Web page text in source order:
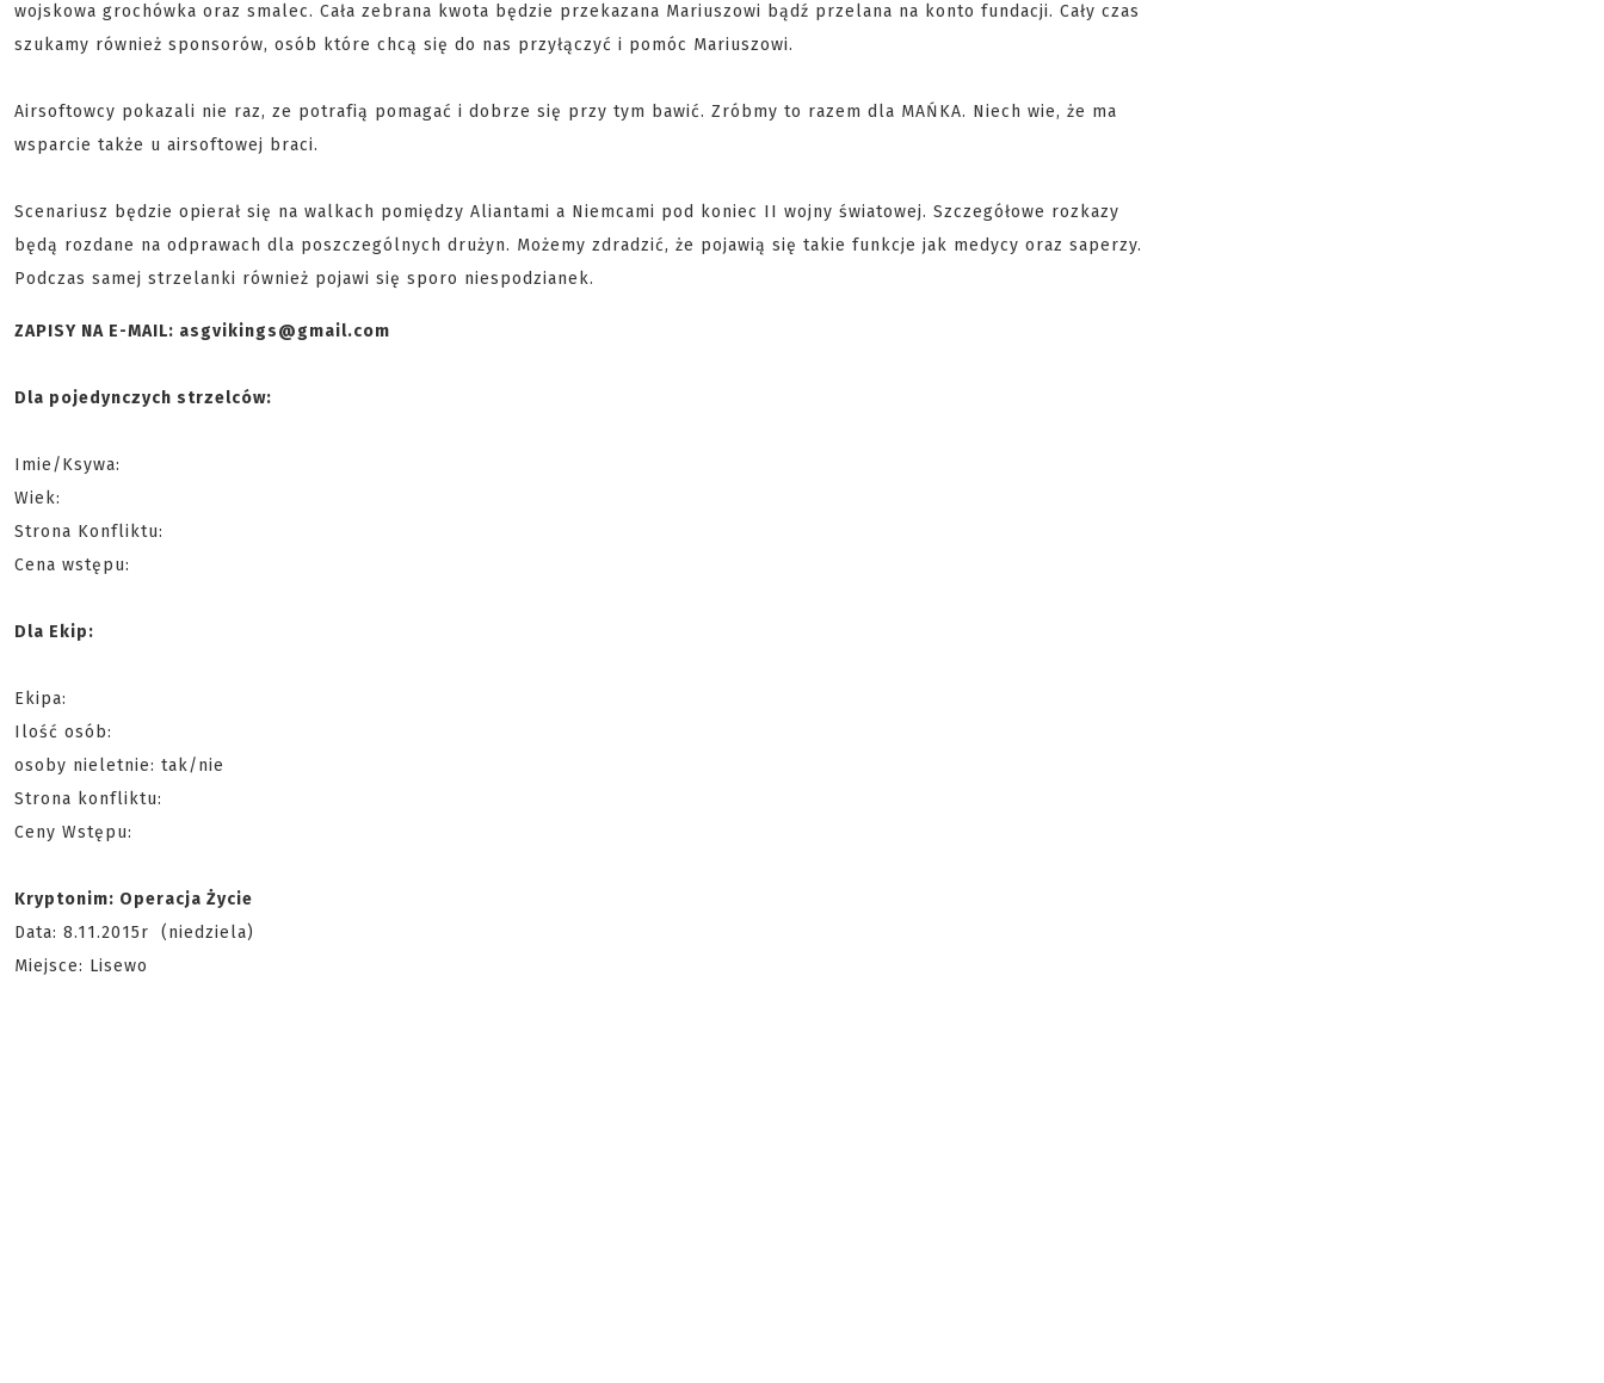
wojskowa grochówka oraz smalec. Cała zebrana kwota będzie przekazana Mariuszowi bądź przelana na konto fundacji. Cały czas
szukamy również sponsorów, osób które chcą się do nas przyłączyć i pomóc Mariuszowi.
Airsoftowcy pokazali nie raz, ze potrafią pomagać i dobrze się przy tym bawić. Zróbmy to razem dla MAŃKA. Niech wie, że ma
wsparcie także u airsoftowej braci.
Scenariusz będzie opierał się na walkach pomiędzy Aliantami a Niemcami pod koniec II wojny światowej. Szczegółowe rozkazy
będą rozdane na odprawach dla poszczególnych drużyn. Możemy zdradzić, że pojawią się takie funkcje jak medycy oraz saperzy.
Podczas samej strzelanki również pojawi się sporo niespodzianek.
ZAPISY NA E-MAIL: asgvikings@gmail.com
Dla pojedynczych strzelców:
Imie/Ksywa:
Wiek:
Strona Konfliktu:
Cena wstępu:
Dla Ekip:
Ekipa:
Ilość osób:
osoby nieletnie: tak/nie
Strona konfliktu:
Ceny Wstępu:
Kryptonim: Operacja Życie
Data: 8.11.2015r (niedziela)
Miejsce: Lisewo